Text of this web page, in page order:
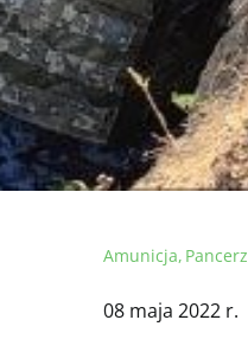
Amunicja Pancerz
08 maja 2022 r.